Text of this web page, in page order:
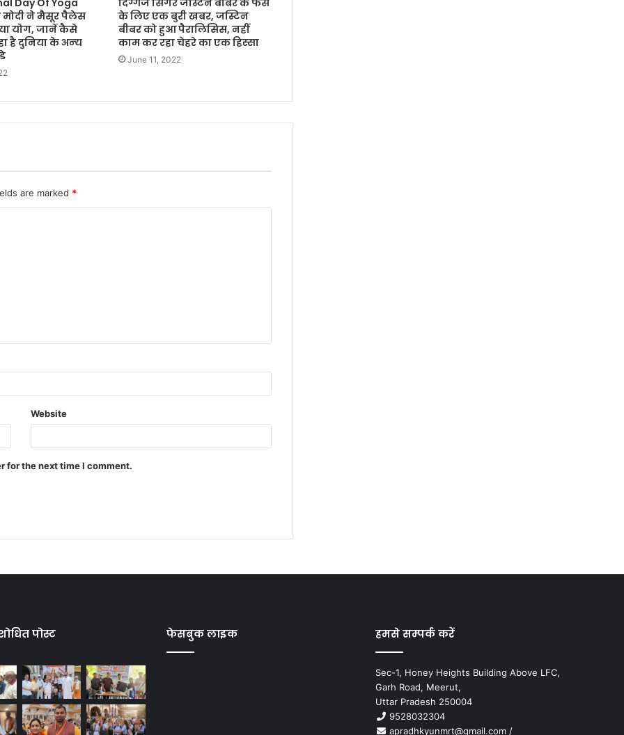
Day Of Yoga
मोदी ने मैसूर पैलेस
योग, जानें कैसे
है दुनिया के अन्‍य
दिग्गज सिंगर जस्टिन बीबर के फैंस
के लिए एक बुरी खबर, जस्टिन
बीबर को हुआ पैरालिसिस, नहीं
काम कर रहा चेहरे का एक हिस्सा
June 11, 2022
are marked *
Website
for the next time I comment.
पोस्ट फेसबुक लाइक हमसे सम्पर्क करें
Sec-1, Honey Heights Building Above LFC,
Garh Road, Meerut,
Uttar Pradesh 250004
9528032304
apradhkyunmrt@gmail.com /